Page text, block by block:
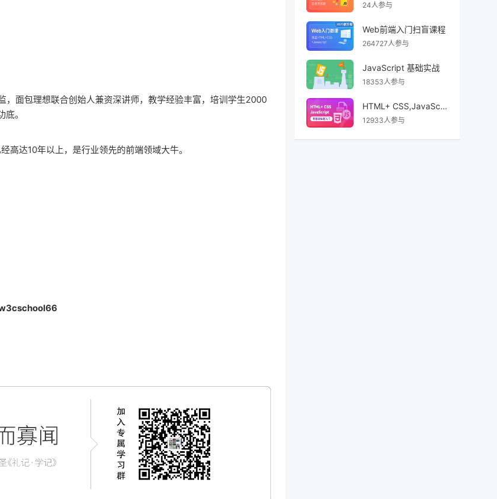
面包理想联合创始人兼资深讲师，教学经验丰富，培训学生2000
。
高达10年以上，是行业领先的前端领域大牛。
24人参与
Web前端入门扫盲课程
264727人参与
JavaScript 基础实战
18353人参与
HTML+ CSS,JavaScript 前端开发零基础快速入门
12933人参与